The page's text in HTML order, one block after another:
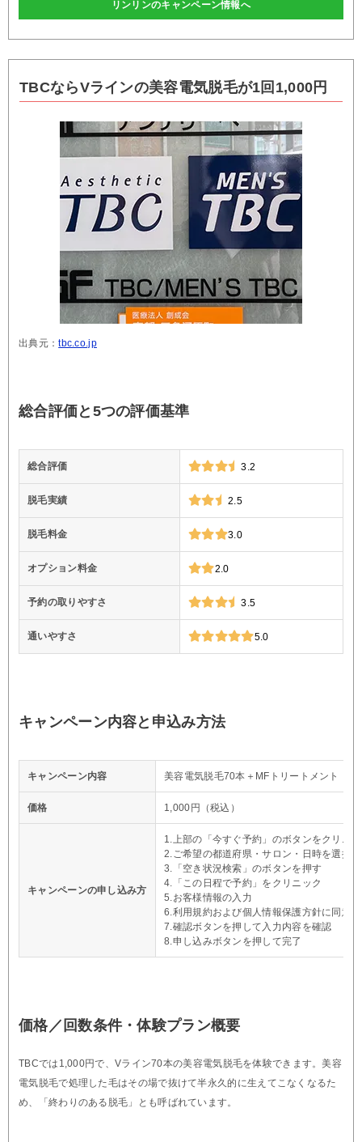
リンリンのキャンペーン情報へ
TBCならVラインの美容電気脱毛が1回1,000円
出典元：tbc.co.jp
総合評価と5つの評価基準
総合評価 3.2
脱毛実績 2.5
脱毛料金 3.0
オプション料金 2.0
予約の取りやすさ 3.5
通いやすさ 5.0
キャンペーン内容と申込み方法
キャンペーン内容 美容電気脱毛70本＋MFトリートメント
価格 1,000円（税込）
キャンペーンの申し込み方
1.上部の「今すぐ予約」のボタンをクリニ
2.ご希望の都道府県・サロン・日時を選択
3.「空き状況検索」のボタンを押す
4.「この日程で予約」をクリニック
5.お客様情報の入力
6.利用規約および個人情報保護方針に同意
7.確認ボタンを押して入力内容を確認
8.申し込みボタンを押して完了
価格／回数条件・体験プラン概要
TBCでは1,000円で、Vライン70本の美容電気脱毛を体験できます。美容
電気脱毛で処理した毛はその場で抜けて半永久的に生えてこなくなるた
め、「終わりのある脱毛」とも呼ばれています。